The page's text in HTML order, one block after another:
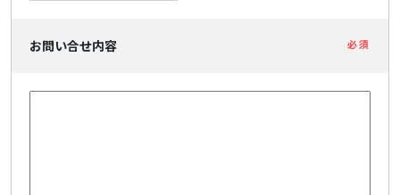
必須
お問い合せ内容